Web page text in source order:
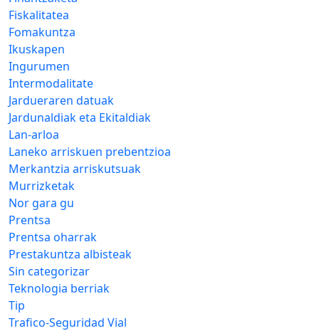
Fiskalitatea
Fomakuntza
Ikuskapen
Ingurumen
Intermodalitate
Jardueraren datuak
Jardunaldiak eta Ekitaldiak
Lan-arloa
Laneko arriskuen prebentzioa
Merkantzia arriskutsuak
Murrizketak
Nor gara gu
Prentsa
Prentsa oharrak
Prestakuntza albisteak
Sin categorizar
Teknologia berriak
Tip
Trafico-Seguridad Vial